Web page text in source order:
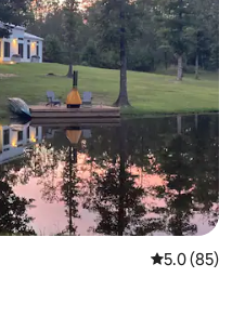
Calificación
5.0 (85)